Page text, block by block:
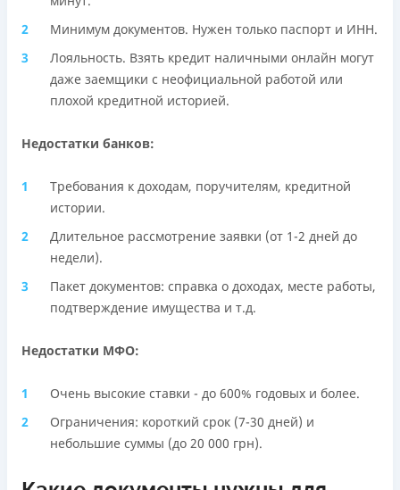
Минимум документов. Нужен только паспорт и ИНН.
Лояльность. Взять кредит наличными онлайн могут
даже заемщики с неофициальной работой или
плохой кредитной историей.
Недостатки банков:
Требования к доходам, поручителям, кредитной
истории.
Длительное рассмотрение заявки (от 1-2 дней до
недели).
Пакет документов: справка о доходах, месте работы,
подтверждение имущества и т.д.
Недостатки МФО:
Очень высокие ставки - до 600% годовых и более.
Ограничения: короткий срок (7-30 дней) и
небольшие суммы (до 20 000 грн).